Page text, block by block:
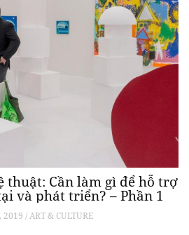
thuật: Cần làm gì để hỗ trợ
và phát triển? – Phần 1
2019 / ART & CULTURE